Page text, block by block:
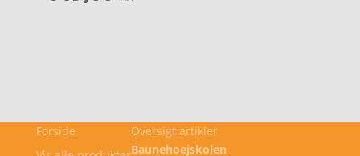
Forside
Oversigt artikler
Baunehoejskolen